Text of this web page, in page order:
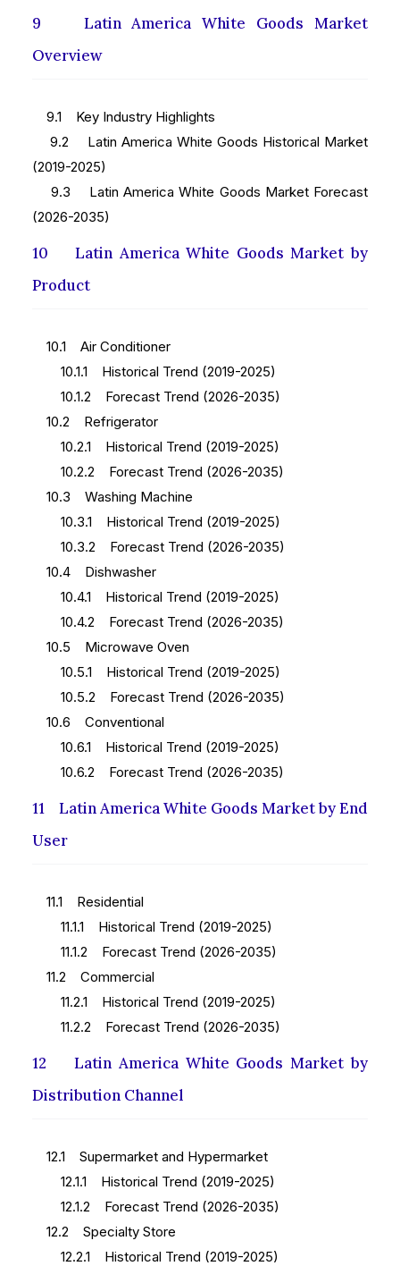
9 Latin America White Goods Market
Overview
9.1 Key Industry Highlights
9.2 Latin America White Goods Historical Market
(2019-2025)
9.3 Latin America White Goods Market Forecast
(2026-2035)
10 Latin America White Goods Market by
Product
10.1 Air Conditioner
10.1.1 Historical Trend (2019-2025)
10.1.2 Forecast Trend (2026-2035)
10.2 Refrigerator
10.2.1 Historical Trend (2019-2025)
10.2.2 Forecast Trend (2026-2035)
10.3 Washing Machine
10.3.1 Historical Trend (2019-2025)
10.3.2 Forecast Trend (2026-2035)
10.4 Dishwasher
10.4.1 Historical Trend (2019-2025)
10.4.2 Forecast Trend (2026-2035)
10.5 Microwave Oven
10.5.1 Historical Trend (2019-2025)
10.5.2 Forecast Trend (2026-2035)
10.6 Conventional
10.6.1 Historical Trend (2019-2025)
10.6.2 Forecast Trend (2026-2035)
11 Latin America White Goods Market by End
User
11.1 Residential
11.1.1 Historical Trend (2019-2025)
11.1.2 Forecast Trend (2026-2035)
11.2 Commercial
11.2.1 Historical Trend (2019-2025)
11.2.2 Forecast Trend (2026-2035)
12 Latin America White Goods Market by
Distribution Channel
12.1 Supermarket and Hypermarket
12.1.1 Historical Trend (2019-2025)
12.1.2 Forecast Trend (2026-2035)
12.2 Specialty Store
12.2.1 Historical Trend (2019-2025)